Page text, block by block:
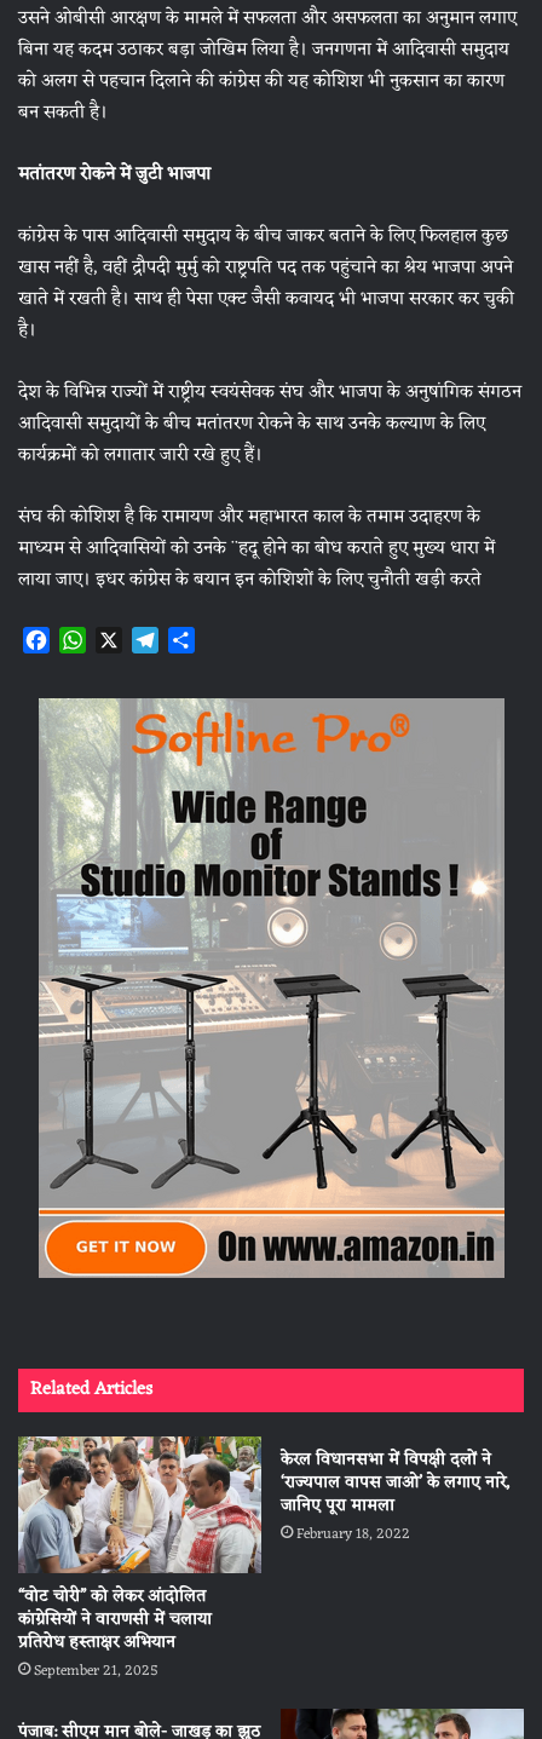
उसने ओबीसी आरक्षण के मामले में सफलता और असफलता का अनुमान लगाए
बिना यह कदम उठाकर बड़ा जोखिम लिया है। जनगणना में आदिवासी समुदाय
को अलग से पहचान दिलाने की कांग्रेस की यह कोशिश भी नुकसान का कारण
बन सकती है।
मतांतरण रोकने में जुटी भाजपा
कांग्रेस के पास आदिवासी समुदाय के बीच जाकर बताने के लिए फिलहाल कुछ
खास नहीं है, वहीं द्रौपदी मुर्मु को राष्ट्रपति पद तक पहुंचाने का श्रेय भाजपा अपने
खाते में रखती है। साथ ही पेसा एक्ट जैसी कवायद भी भाजपा सरकार कर चुकी
है।
देश के विभिन्न राज्यों में राष्ट्रीय स्वयंसेवक संघ और भाजपा के अनुषांगिक संगठन
आदिवासी समुदायों के बीच मतांतरण रोकने के साथ उनके कल्याण के लिए
कार्यक्रमों को लगातार जारी रखे हुए हैं।
संघ की कोशिश है कि रामायण और महाभारत काल के तमाम उदाहरण के
माध्यम से आदिवासियों को उनके ¨हदू होने का बोध कराते हुए मुख्य धारा में
लाया जाए। इधर कांग्रेस के बयान इन कोशिशों के लिए चुनौती खड़ी करते
F
c
e
b
o
o
k
W
a
t
s
A
p
p
X T
l
e
g
r
a
m
a
r
e
Related Articles
“वोट चोरी” को लेकर आंदोलि‍त
कांग्रे‍स‍ियों ने वाराणसी में चलाया
प्रतिरोध हस्ताक्षर अभियान
September 21, 2025
केरल विधानसभा में विपक्षी दलों ने
‘राज्यपाल वापस जाओ’ के लगाए नारे,
जानिए पूरा मामला
February 18, 2022
पंजाब: सीएम मान बोले- जाखड़ का झूठ